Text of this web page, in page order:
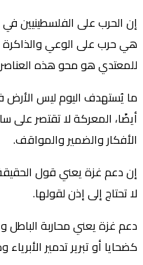
إن الحرب على الفلسطينيين
هي حرب على الوعي والذاكرة
للمعتدي هو محو هذه العناصر
ما يُستهدف اليوم ليس الأرض
أيضًا، المعركة لا تقتصر على
الأفكار والضمير والمواقف.
إن دعم غزة يعني قول
لا تحتاج إلى إذن لقولها.
دعم غزة يعني محاربة الباطل
كضحايا أو تبرير تدمير الأبرياء